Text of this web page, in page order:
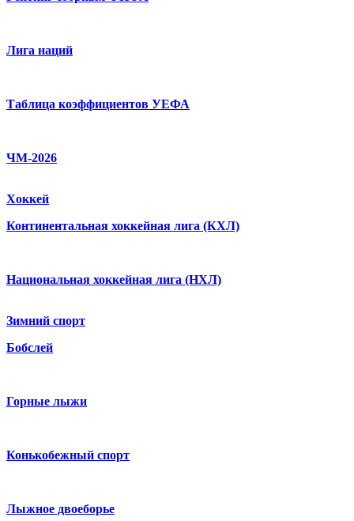
Лига наций
Таблица коэффициентов УЕФА
ЧМ-2026
Хоккей
Континентальная хоккейная лига (КХЛ)
Национальная хоккейная лига (НХЛ)
Зимний спорт
Бобслей
Горные лыжи
Конькобежный спорт
Лыжное двоеборье